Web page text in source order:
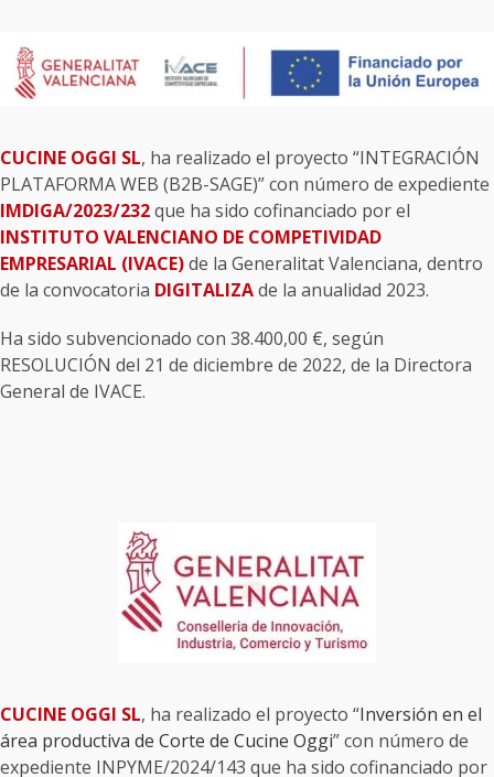
CUCINE OGGI SL, ha realizado el proyecto “INTEGRACIÓN
PLATAFORMA WEB (B2B-SAGE)” con número de expediente
IMDIGA/2023/232que ha sido cofinanciado por el
INSTITUTO VALENCIANO DE COMPETIVIDAD
EMPRESARIAL (IVACE)de la Generalitat Valenciana, dentro
de la convocatoria DIGITALIZAde la anualidad 2023.
Ha sido subvencionado con 38.400,00 €, según
RESOLUCIÓN del 21 de diciembre de 2022, de la Directora
General de IVACE.
CUCINE OGGI SL, ha realizado el proyecto “Inversión en el
área productiva de Corte de Cucine Oggi” con número de
expediente INPYME/2024/143 que ha sido cofinanciado por